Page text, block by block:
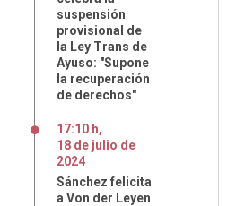
suspensión
provisional de
la Ley Trans de
Ayuso: "Supone
la recuperación
de derechos"
17:10 h,
18 de julio de
2024
Sánchez felicita
a Von der Leyen